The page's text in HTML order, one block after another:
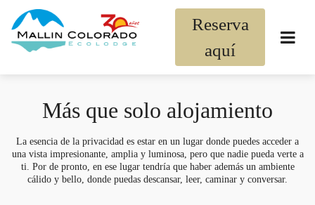
Reserva
aquí
Más que solo alojamiento
La esencia de la privacidad es estar en un lugar donde puedes acceder a
una vista impresionante, amplia y luminosa, pero que nadie pueda verte a
ti. Por de pronto, en ese lugar tendría que haber además un ambiente
cálido y bello, donde puedas descansar, leer, caminar y conversar.